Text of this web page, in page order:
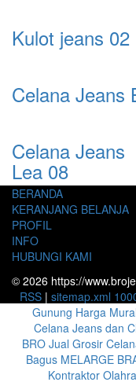
Kulot jeans 02
Celana Jeans
Celana Jeans
Lea 08
BERANDA
KERANJANG BELANJA
PROFIL
INFO
HUBUNGI KAMI
© 2026 https://
RSS | sitemap.xml
Gunung Harga
Celana Jeans dan
BRO Jual Grosir
Bagus MELARGE
Kontraktor